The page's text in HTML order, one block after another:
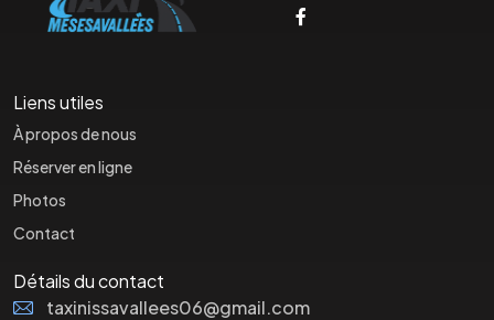
Liens utiles
À propos de nous
Réserver en ligne
Photos
Contact
Détails du contact
taxinissavallees06@gmail.com